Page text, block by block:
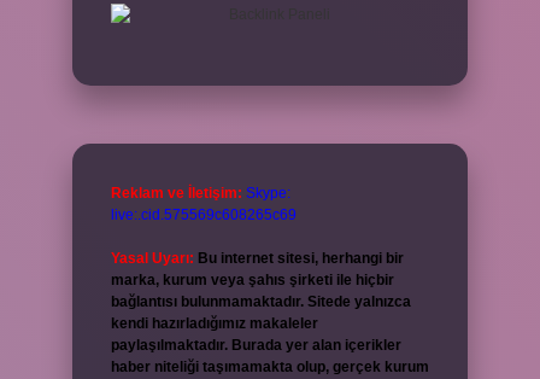
Reklam ve İletişim: Skype:
live:.cid.575569c608265c69
Yasal Uyarı: Bu internet sitesi, herhangi bir
marka, kurum veya şahıs şirketi ile hiçbir
bağlantısı bulunmamaktadır. Sitede yalnızca
kendi hazırladığımız makaleler
paylaşılmaktadır. Burada yer alan içerikler
haber niteliği taşımamakta olup, gerçek kurum